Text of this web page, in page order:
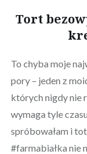
Tort
To chyba moje
pory – jeden z
których nigdy nie
wymaga tyle
spróbowałam i
#farmabiałka nie